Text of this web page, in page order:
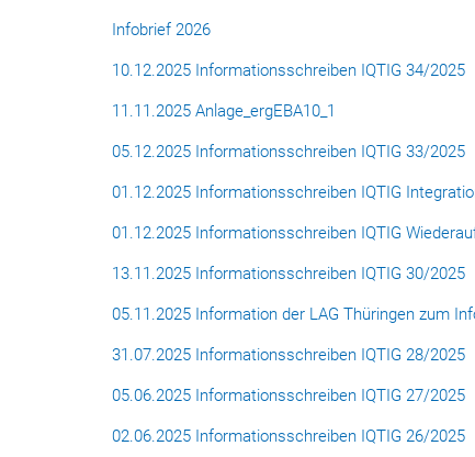
Infobrief 2026
10.12.2025 Informationsschreiben IQTIG 34/2025
11.11.2025 Anlage_ergEBA10_1
05.12.2025 Informationsschreiben IQTIG 33/2025
01.12.2025 Informationsschreiben IQTIG
01.12.2025 Informationsschreiben IQTIG
13.11.2025 Informationsschreiben IQTIG 30/2025
05.11.2025 Information der LAG Thüringen zum
31.07.2025 Informationsschreiben IQTIG 28/2025
05.06.2025 Informationsschreiben IQTIG 27/2025
02.06.2025 Informationsschreiben IQTIG 26/2025